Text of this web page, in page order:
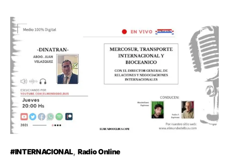
#INTERNACIONAL Radio Online